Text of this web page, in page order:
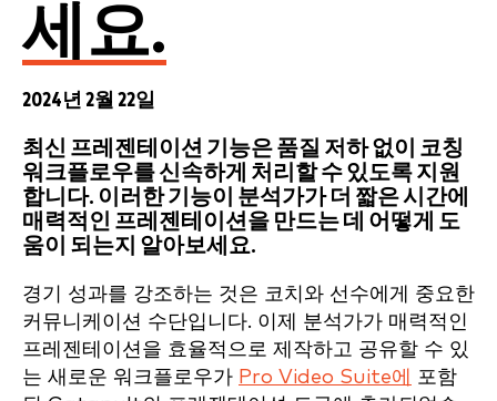
세요.
2024년 2월 22일
최신 프레젠테이션 기능은 품질 저하 없이 코칭
워크플로우를 신속하게 처리할 수 있도록 지원
합니다. 이러한 기능이 분석가가 더 짧은 시간에
매력적인 프레젠테이션을 만드는 데 어떻게 도
움이 되는지 알아보세요.
경기 성과를 강조하는 것은 코치와 선수에게 중요한
커뮤니케이션 수단입니다. 이제 분석가가 매력적인
프레젠테이션을 효율적으로 제작하고 공유할 수 있
는 새로운 워크플로우가 Pro Video Suite에
포함